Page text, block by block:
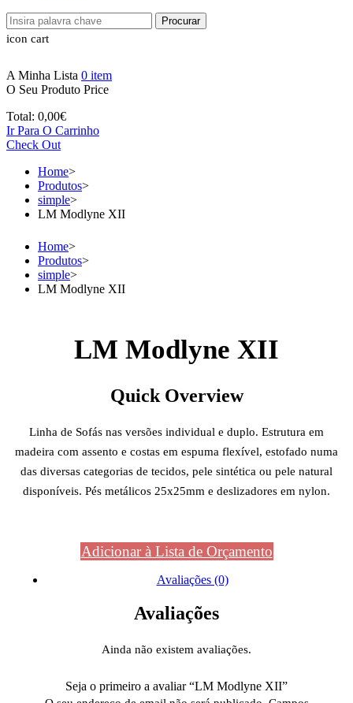
Procurar
icon cart
A Minha Lista 0 item
O Seu Produto Price
Total: 0,00€
Ir Para O Carrinho
Check Out
Home>
Produtos>
simple>
LM Modlyne XII
Home>
Produtos>
simple>
LM Modlyne XII
LM Modlyne XII
Quick Overview
Linha de Sofás nas versões individual e duplo. Estrutura em
madeira com assento e costas em espuma flexível, estofado numa
das diversas categorias de tecidos, pele sintética ou pele natural
disponíveis. Pés metálicos 25x25mm e deslizadores em nylon.
Adicionar à Lista de Orçamento
Avaliações (0)
Avaliações
Ainda não existem avaliações.
Seja o primeiro a avaliar “LM Modlyne XII”